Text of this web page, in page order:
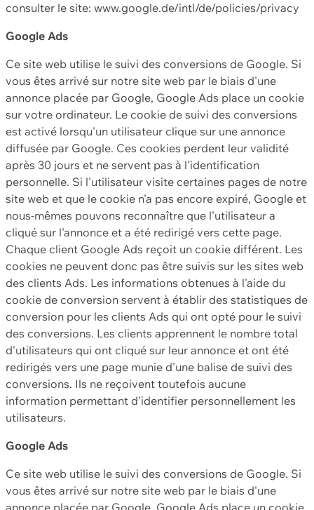
consulter le site: www.google.de/intl/de/policies/privacy
Google Ads
Ce site web utilise le suivi des conversions de Google. Si
vous êtes arrivé sur notre site web par le biais d'une
annonce placée par Google, Google Ads place un cookie
sur votre ordinateur. Le cookie de suivi des conversions
est activé lorsqu'un utilisateur clique sur une annonce
diffusée par Google. Ces cookies perdent leur validité
après 30 jours et ne servent pas à l'identification
personnelle. Si l'utilisateur visite certaines pages de notre
site web et que le cookie n'a pas encore expiré, Google et
nous-mêmes pouvons reconnaître que l'utilisateur a
cliqué sur l'annonce et a été redirigé vers cette page.
Chaque client Google Ads reçoit un cookie différent. Les
cookies ne peuvent donc pas être suivis sur les sites web
des clients Ads. Les informations obtenues à l'aide du
cookie de conversion servent à établir des statistiques de
conversion pour les clients Ads qui ont opté pour le suivi
des conversions. Les clients apprennent le nombre total
d'utilisateurs qui ont cliqué sur leur annonce et ont été
redirigés vers une page munie d'une balise de suivi des
conversions. Ils ne reçoivent toutefois aucune
information permettant d'identifier personnellement les
utilisateurs.
Google Ads
Ce site web utilise le suivi des conversions de Google. Si
vous êtes arrivé sur notre site web par le biais d'une